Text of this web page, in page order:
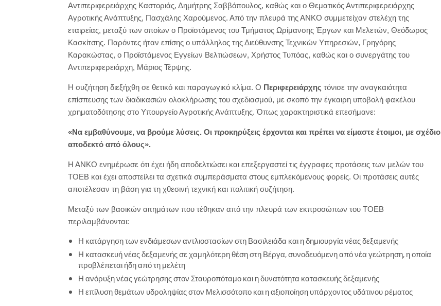
Αντιπεριφερειάρχης Καστοριάς, Δημήτρης Σαββόπουλος, καθώς και ο Θεματικός Αντιπεριφερειάρχης
Αγροτικής Ανάπτυξης, Πασχάλης Χαρούμενος. Από την πλευρά της ΑΝΚΟ συμμετείχαν στελέχη της
εταιρείας, μεταξύ των οποίων ο Προϊστάμενος του Τμήματος Ωρίμανσης Έργων και Μελετών, Θεόδωρος
Κασκίτσης. Παρόντες ήταν επίσης ο υπάλληλος της Διεύθυνσης Τεχνικών Υπηρεσιών, Γρηγόρης
Καρακώστας, ο Προϊστάμενος Εγγείων Βελτιώσεων, Χρήστος Τυπόας, καθώς και ο συνεργάτης του
Αντιπεριφερειάρχη, Μάριος Τέρψης.
Η συζήτηση διεξήχθη σε θετικό και παραγωγικό κλίμα. Ο Περιφερειάρχης τόνισε την αναγκαιότητα
επίσπευσης των διαδικασιών ολοκλήρωσης του σχεδιασμού, με σκοπό την έγκαιρη υποβολή φακέλου
χρηματοδότησης στο Υπουργείο Αγροτικής Ανάπτυξης. Όπως χαρακτηριστικά επεσήμανε:
«Να εμβαθύνουμε, να βρούμε λύσεις. Οι προκηρύξεις έρχονται και πρέπει να είμαστε έτοιμοι, με σχέδιο
αποδεκτό από όλους».
Η ΑΝΚΟ ενημέρωσε ότι έχει ήδη αποδελτιώσει και επεξεργαστεί τις έγγραφες προτάσεις των μελών του
ΤΟΕΒ και έχει αποστείλει τα σχετικά συμπεράσματα στους εμπλεκόμενους φορείς. Οι προτάσεις αυτές
αποτέλεσαν τη βάση για τη χθεσινή τεχνική και πολιτική συζήτηση.
Μεταξύ των βασικών αιτημάτων που τέθηκαν από την πλευρά των εκπροσώπων του ΤΟΕΒ
περιλαμβάνονται:
Η κατάργηση των ενδιάμεσων αντλιοστασίων στη Βασιλειάδα και η δημιουργία νέας δεξαμενής
Η κατασκευή νέας δεξαμενής σε χαμηλότερη θέση στη Βέργα, συνοδευόμενη από νέα γεώτρηση, η οποία
προβλέπεται ήδη από τη μελέτη
Η ανόρυξη νέας γεώτρησης στον Σταυροπόταμο και η δυνατότητα κατασκευής δεξαμενής
Η επίλυση θεμάτων υδροληψίας στον Μελισσότοπο και η αξιοποίηση υπάρχοντος υδάτινου ρέματος